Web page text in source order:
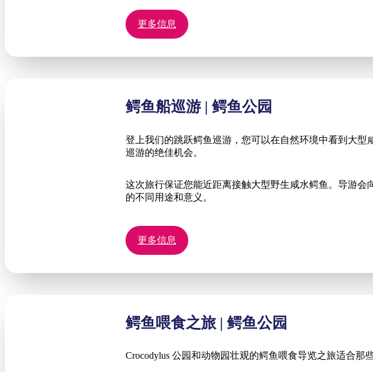
更多信息
鳄鱼船巡游 | 鳄鱼公园
登上我们的跳跃鳄鱼巡游，您可以在自然环境中看到大型
巡游的绝佳机会。
这次旅行保证您能近距离接触大型野生咸水鳄鱼。导游
的不同用途和意义。
更多信息
鳄鱼喂食之旅 | 鳄鱼公园
Crocodylus 公园和动物园壮观的鳄鱼喂食导览之旅适合那